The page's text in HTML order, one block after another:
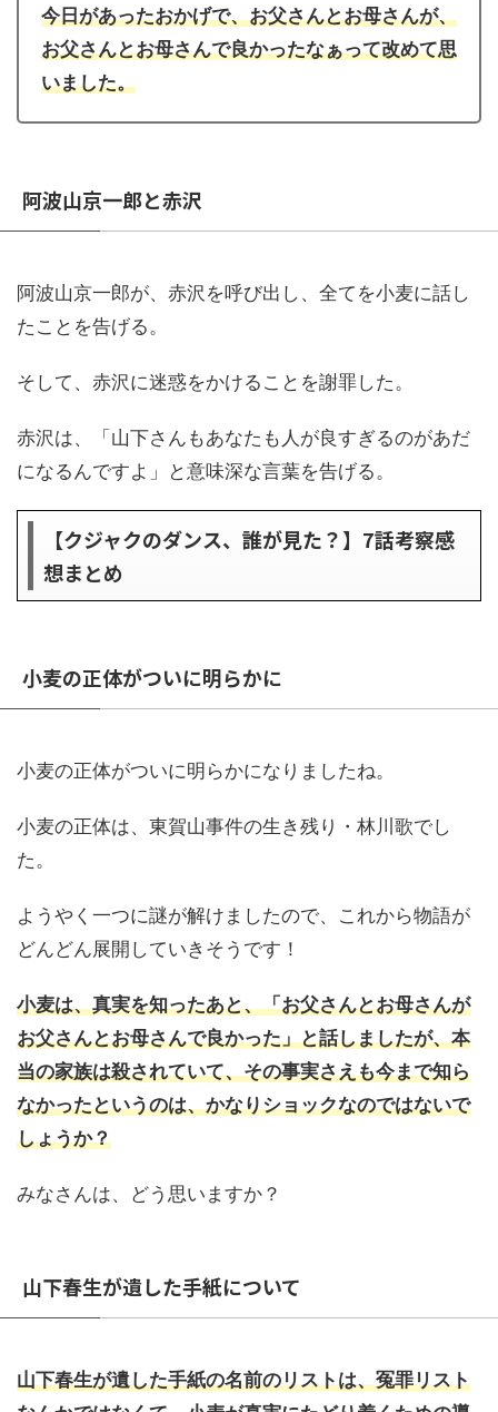
今日があったおかげで、お父さんとお母さんが、
お父さんとお母さんで良かったなぁって改めて思
いました。
阿波山京一郎と赤沢
阿波山京一郎が、赤沢を呼び出し、全てを小麦に話し
たことを告げる。
そして、赤沢に迷惑をかけることを謝罪した。
赤沢は、「山下さんもあなたも人が良すぎるのがあだ
になるんですよ」と意味深な言葉を告げる。
【クジャクのダンス、誰が見た？】7話考察感
想まとめ
小麦の正体がついに明らかに
小麦の正体がついに明らかになりましたね。
小麦の正体は、東賀山事件の生き残り・林川歌でし
た。
ようやく一つに謎が解けましたので、これから物語が
どんどん展開していきそうです！
小麦は、真実を知ったあと、「お父さんとお母さんが
お父さんとお母さんで良かった」と話しましたが、本
当の家族は殺されていて、その事実さえも今まで知ら
なかったというのは、かなりショックなのではないで
しょうか？
みなさんは、どう思いますか？
山下春生が遺した手紙について
山下春生が遺した手紙の名前のリストは、冤罪リスト